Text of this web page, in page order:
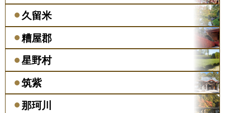
久留米
糟屋郡
星野村
筑紫
那珂川